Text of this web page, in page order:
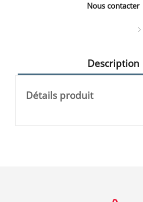
Nous contacter
Description
Détails produit